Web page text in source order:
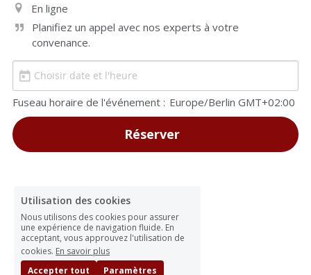
En ligne
Planifiez un appel avec nos experts à votre
convenance.
Fuseau horaire de l'événement : Europe/Berlin GMT+02:00
Réserver
Utilisation des cookies
Nous utilisons des cookies pour assurer
une expérience de navigation fluide. En
acceptant, vous approuvez l'utilisation de
cookies. En savoir plus
Accepter tout
Paramètres